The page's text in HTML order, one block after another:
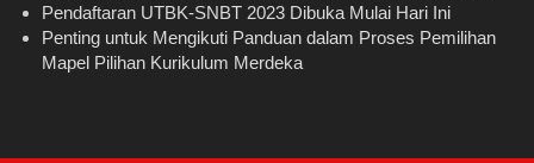
Pendaftaran UTBK-SNBT 2023 Dibuka Mulai Hari Ini
Penting untuk Mengikuti Panduan dalam Proses Pemilihan
Mapel Pilihan Kurikulum Merdeka